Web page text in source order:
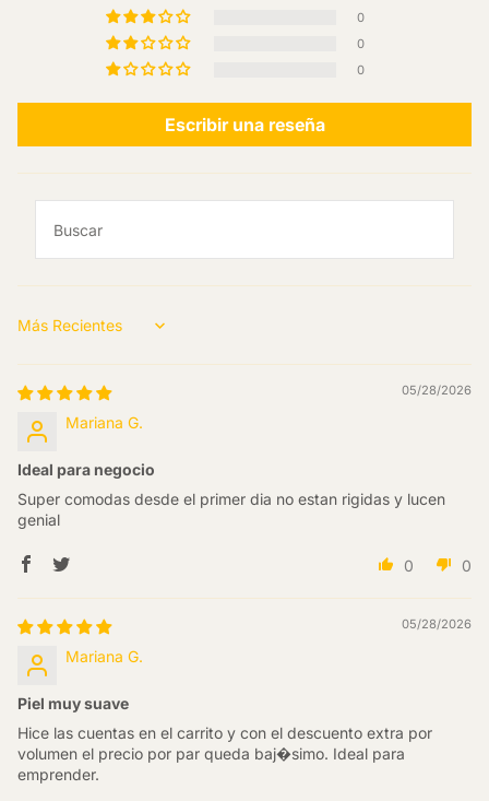
0
0
0
Escribir una reseña
Sort by
05/28/2026
Mariana G.
Ideal para negocio
Super comodas desde el primer dia no estan rigidas y lucen
genial
0 0
05/28/2026
Mariana G.
Piel muy suave
Hice las cuentas en el carrito y con el descuento extra por
volumen el precio por par queda baj�simo. Ideal para
emprender.